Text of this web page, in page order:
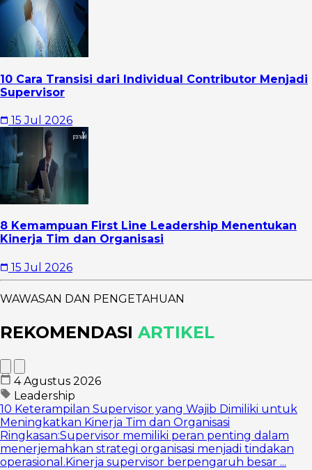
10 Cara Transisi dari Individual Contributor Menjadi
Supervisor
15 Jul 2026
8 Kemampuan First Line Leadership Menentukan
Kinerja Tim dan Organisasi
15 Jul 2026
WAWASAN DAN PENGETAHUAN
REKOMENDASI ARTIKEL
4 Agustus 2026
Leadership
10 Keterampilan Supervisor yang Wajib Dimiliki untuk
Meningkatkan Kinerja Tim dan Organisasi
Ringkasan:Supervisor memiliki peran penting dalam
menerjemahkan strategi organisasi menjadi tindakan
operasional.Kinerja supervisor berpengaruh besar ...